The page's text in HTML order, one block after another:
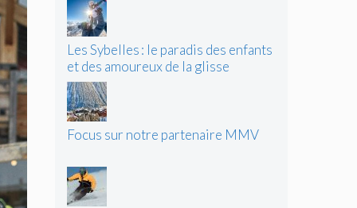
Les Sybelles : le paradis des enfants
et des amoureux de la glisse
Focus sur notre partenaire MMV